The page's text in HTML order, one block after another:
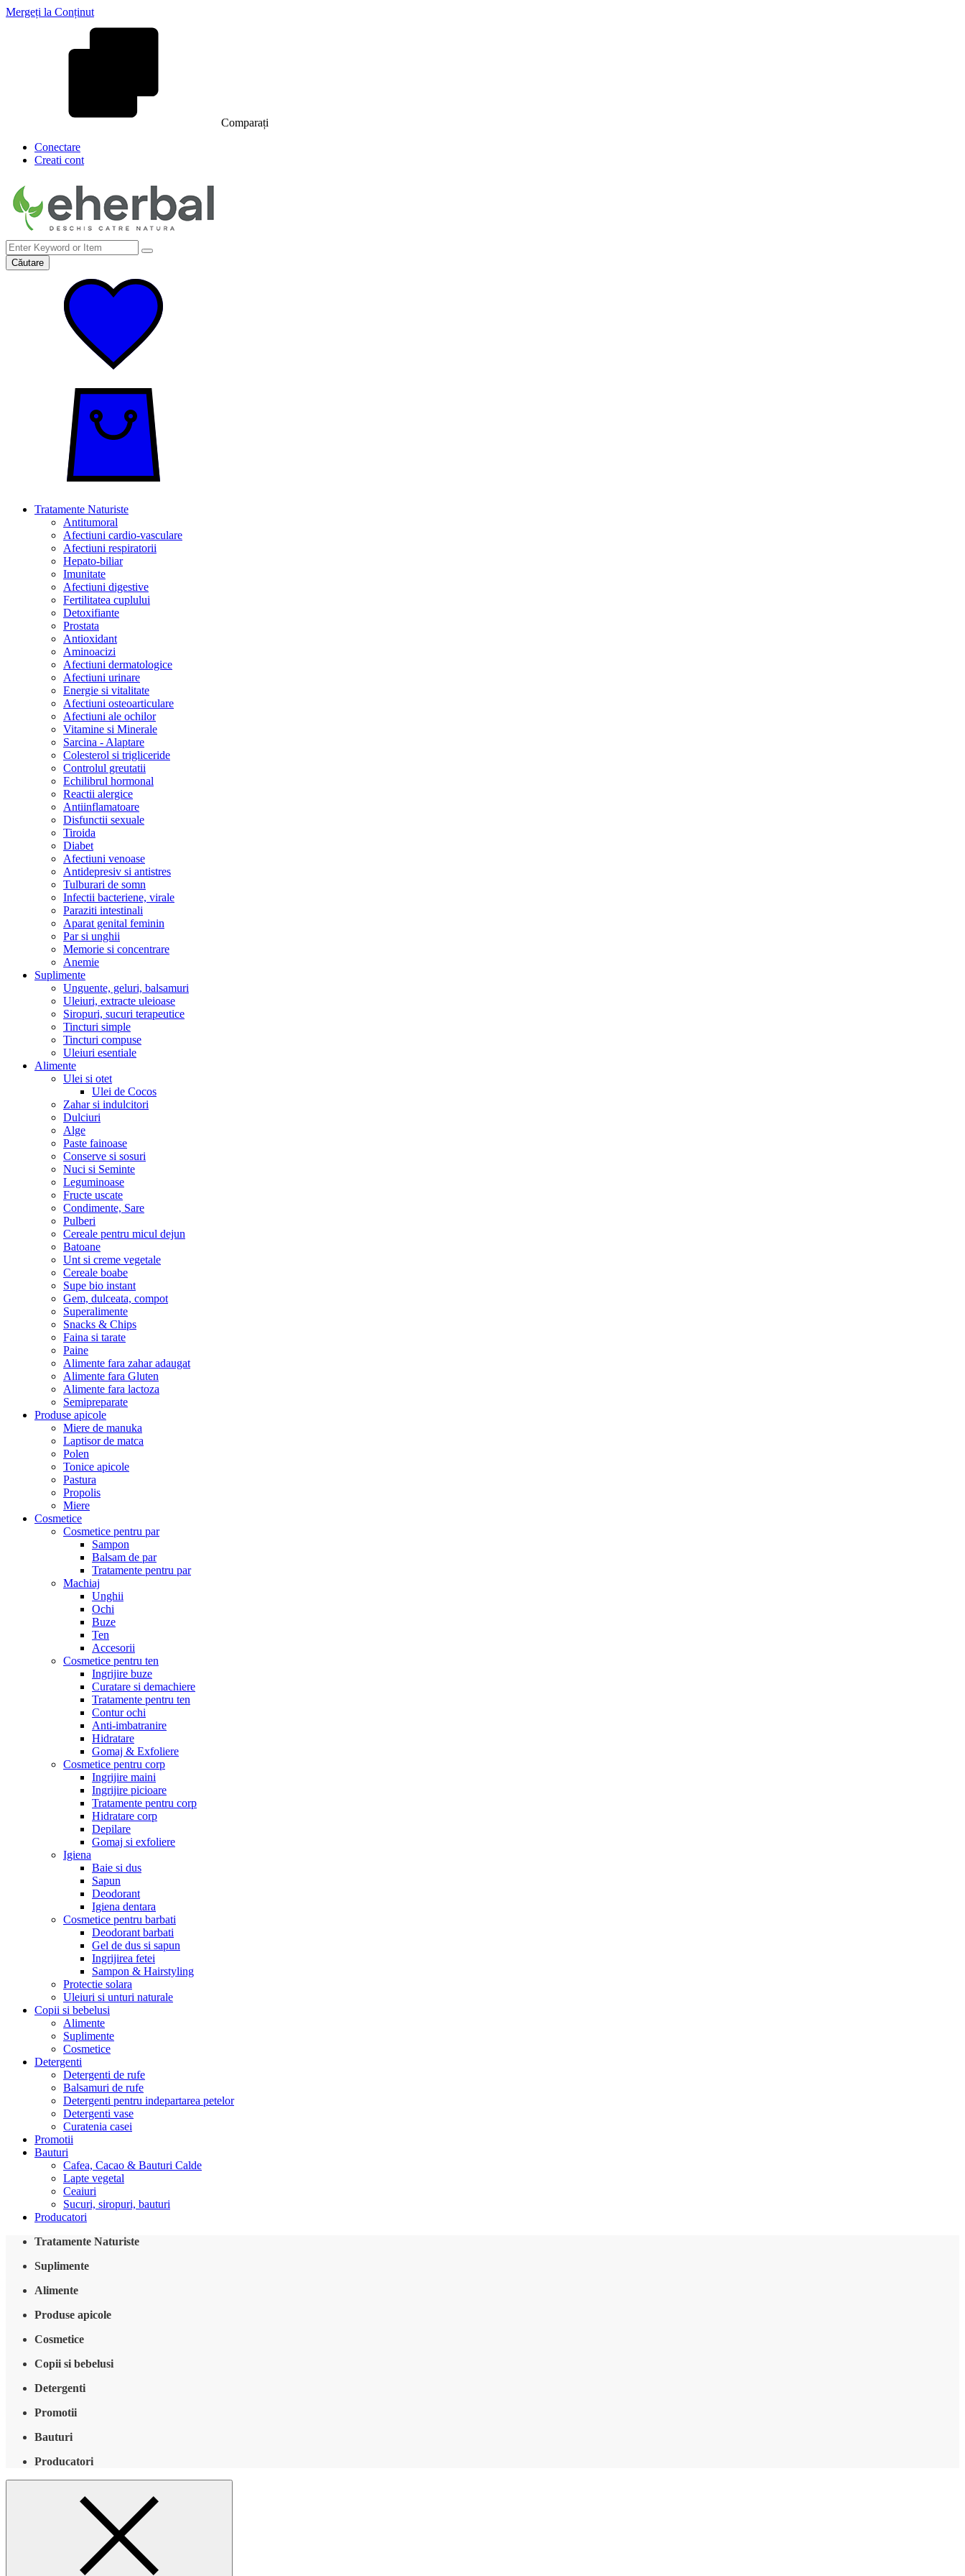
Mergeți la Conținut
Comparați
Conectare
Creati cont
Căutare
Tratamente Naturiste
Antitumoral
Afectiuni cardio-vasculare
Afectiuni respiratorii
Hepato-biliar
Imunitate
Afectiuni digestive
Fertilitatea cuplului
Detoxifiante
Prostata
Antioxidant
Aminoacizi
Afectiuni dermatologice
Afectiuni urinare
Energie si vitalitate
Afectiuni osteoarticulare
Afectiuni ale ochilor
Vitamine si Minerale
Sarcina - Alaptare
Colesterol si trigliceride
Controlul greutatii
Echilibrul hormonal
Reactii alergice
Antiinflamatoare
Disfunctii sexuale
Tiroida
Diabet
Afectiuni venoase
Antidepresiv si antistres
Tulburari de somn
Infectii bacteriene, virale
Paraziti intestinali
Aparat genital feminin
Par si unghii
Memorie si concentrare
Anemie
Suplimente
Unguente, geluri, balsamuri
Uleiuri, extracte uleioase
Siropuri, sucuri terapeutice
Tincturi simple
Tincturi compuse
Uleiuri esentiale
Alimente
Ulei si otet
Ulei de Cocos
Zahar si indulcitori
Dulciuri
Alge
Paste fainoase
Conserve si sosuri
Nuci si Seminte
Leguminoase
Fructe uscate
Condimente, Sare
Pulberi
Cereale pentru micul dejun
Batoane
Unt si creme vegetale
Cereale boabe
Supe bio instant
Gem, dulceata, compot
Superalimente
Snacks & Chips
Faina si tarate
Paine
Alimente fara zahar adaugat
Alimente fara Gluten
Alimente fara lactoza
Semipreparate
Produse apicole
Miere de manuka
Laptisor de matca
Polen
Tonice apicole
Pastura
Propolis
Miere
Cosmetice
Cosmetice pentru par
Sampon
Balsam de par
Tratamente pentru par
Machiaj
Unghii
Ochi
Buze
Ten
Accesorii
Cosmetice pentru ten
Ingrijire buze
Curatare si demachiere
Tratamente pentru ten
Contur ochi
Anti-imbatranire
Hidratare
Gomaj & Exfoliere
Cosmetice pentru corp
Ingrijire maini
Ingrijire picioare
Tratamente pentru corp
Hidratare corp
Depilare
Gomaj si exfoliere
Igiena
Baie si dus
Sapun
Deodorant
Igiena dentara
Cosmetice pentru barbati
Deodorant barbati
Gel de dus si sapun
Ingrijirea fetei
Sampon & Hairstyling
Protectie solara
Uleiuri si unturi naturale
Copii si bebelusi
Alimente
Suplimente
Cosmetice
Detergenti
Detergenti de rufe
Balsamuri de rufe
Detergenti pentru indepartarea petelor
Detergenti vase
Curatenia casei
Promotii
Bauturi
Cafea, Cacao & Bauturi Calde
Lapte vegetal
Ceaiuri
Sucuri, siropuri, bauturi
Producatori
Tratamente Naturiste
Suplimente
Alimente
Produse apicole
Cosmetice
Copii si bebelusi
Detergenti
Promotii
Bauturi
Producatori